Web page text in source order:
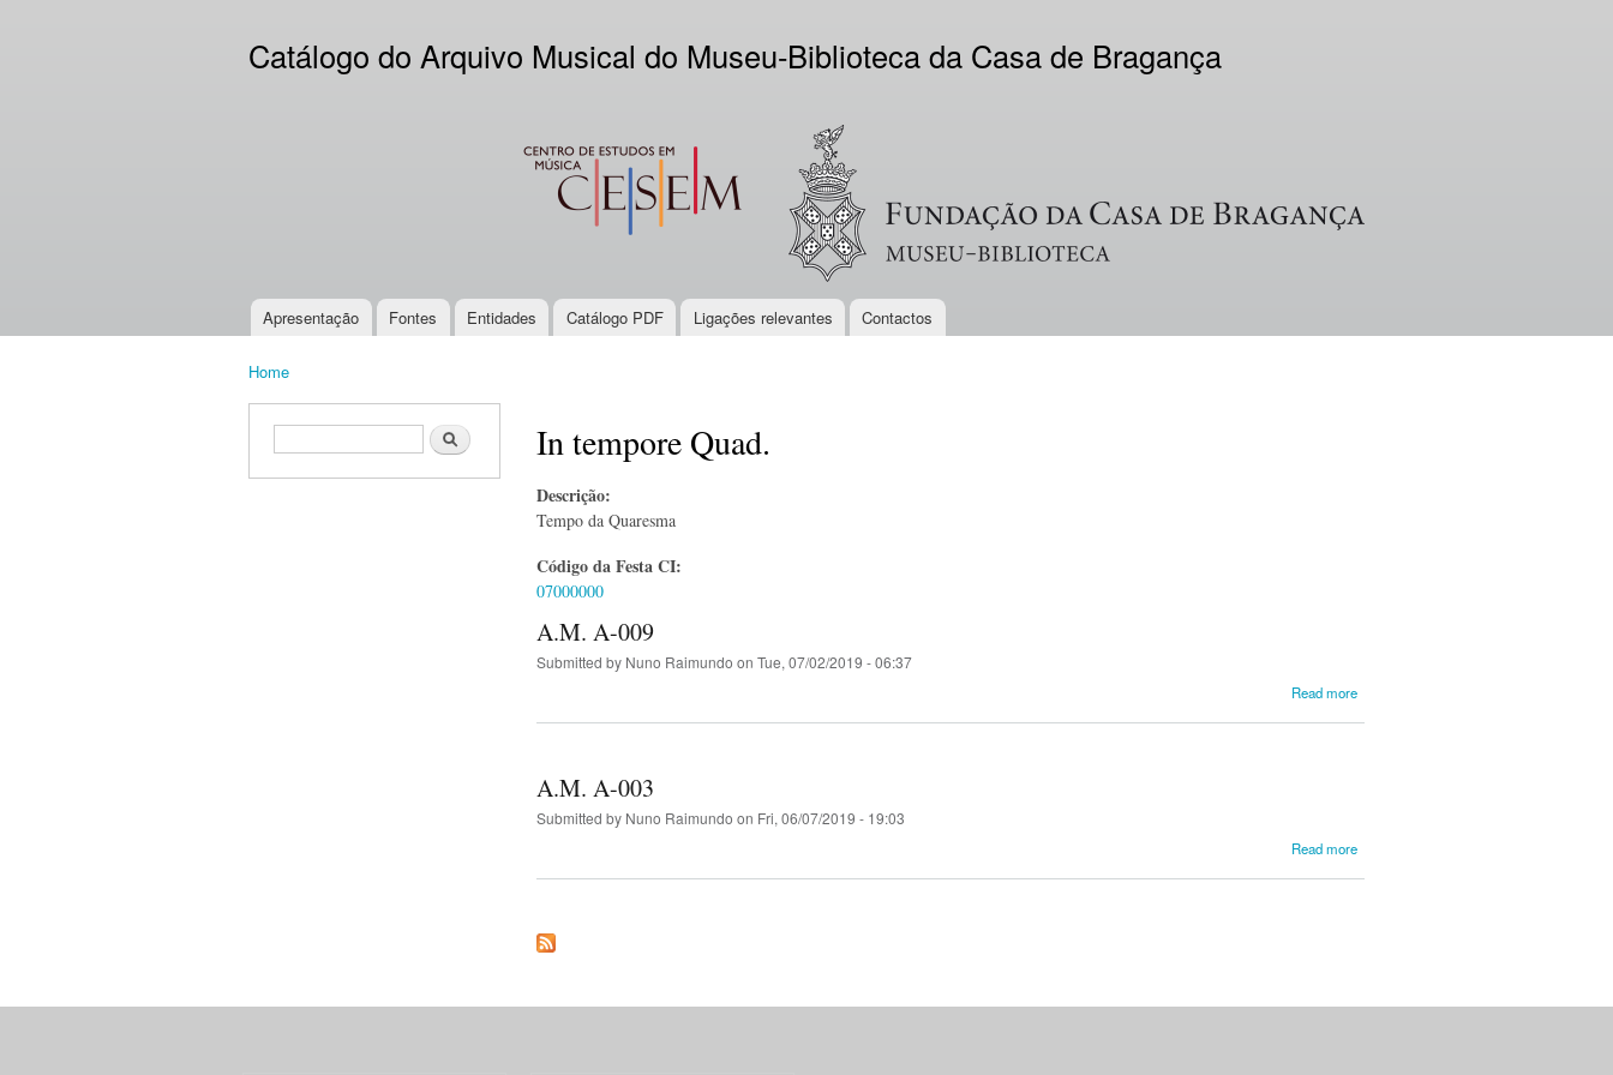
content
Catálogo do Arquivo Musical do Museu-Biblioteca da Casa de Bragança
CESEM Logo VV
Main menu
Apresentação Fontes Entidades Catálogo PDF Ligações relevantes Contactos
Home
Search form Search In tempore Quad.
Descrição:
Tempo da Quaresma
Código da Festa CI:
07000000
A.M. A-009
Submitted by Nuno Raimundo on Tue, 07/02/2019 - 06:37
Read more
A.M. A-003
Submitted by Nuno Raimundo on Fri, 06/07/2019 - 19:03
Read more